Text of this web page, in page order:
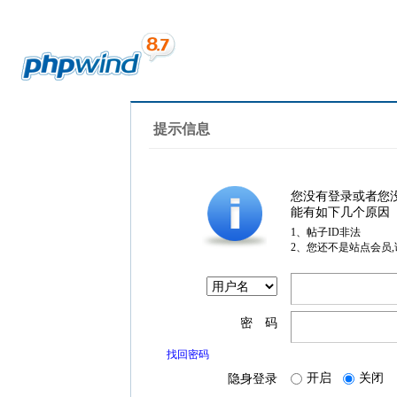
提示信息
您没有登录或者您
能有如下几个原因
1、帖子ID非法
2、您还不是站点会员
密 码
找回密码
隐身登录 开启 关闭